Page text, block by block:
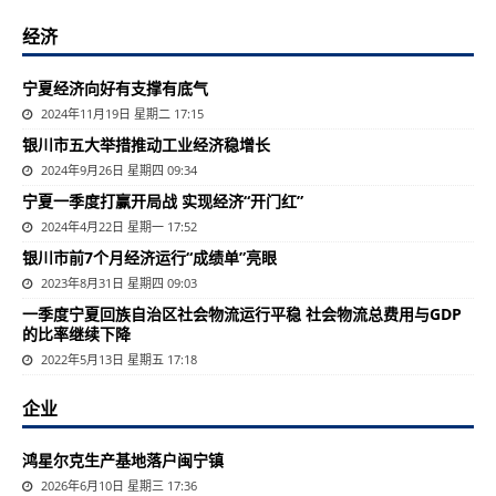
经济
宁夏经济向好有支撑有底气
2024年11月19日 星期二 17:15
银川市五大举措推动工业经济稳增长
2024年9月26日 星期四 09:34
宁夏一季度打赢开局战 实现经济“开门红”
2024年4月22日 星期一 17:52
银川市前7个月经济运行“成绩单”亮眼
2023年8月31日 星期四 09:03
一季度宁夏回族自治区社会物流运行平稳 社会物流总费用与GDP
的比率继续下降
2022年5月13日 星期五 17:18
企业
鸿星尔克生产基地落户闽宁镇
2026年6月10日 星期三 17:36